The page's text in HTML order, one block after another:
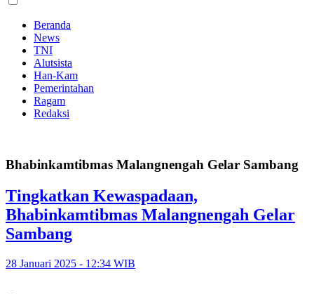
Beranda
News
TNI
Alutsista
Han-Kam
Pemerintahan
Ragam
Redaksi
Bhabinkamtibmas Malangnengah Gelar Sambang
Tingkatkan Kewaspadaan,
Bhabinkamtibmas Malangnengah Gelar
Sambang
28 Januari 2025 - 12:34 WIB